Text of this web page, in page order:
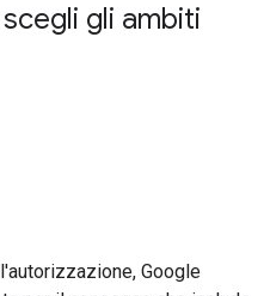
gli ambiti
Google